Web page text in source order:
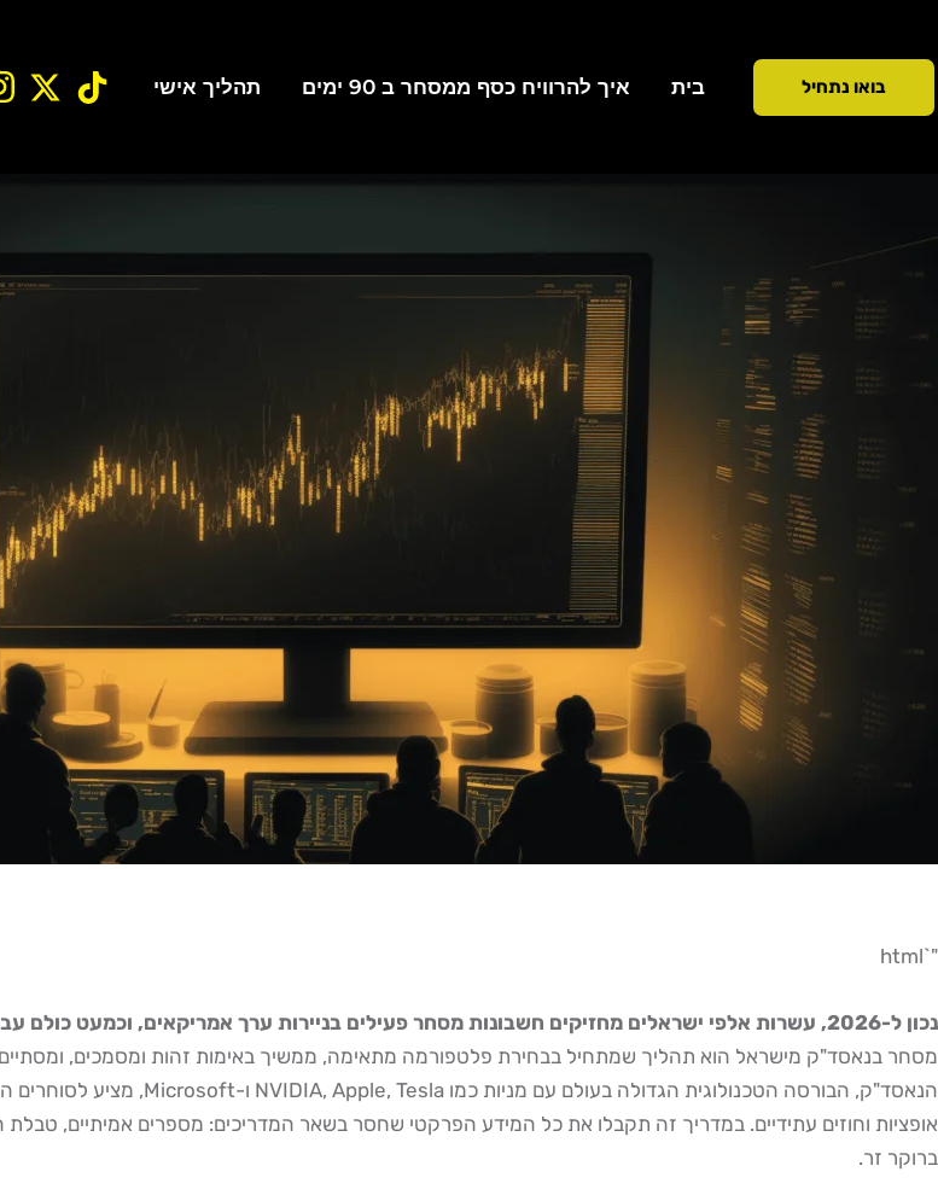
בואו נתחיל בית איך להרוויח כסף ממסחר ב 90 ימים
תהליך אישי
כתיבת תגובה /הכשרה ולימוד
"`html
נכון ל-2026, עשרות אלפי ישראלים מחזיקים חשבונות מסחר פעילים בניירות ערך אמריקאים, וכמעט כולם עברו בדיוק אותה תהייה ראשונית: "מאיפה בכלל מתחילים?"
אופציות וחוזים עתידיים. במדריך זה תקבלו את כל המידע הפרקטי שחסר בשאר המדריכים: מספרים אמיתיים,
ברוקר זר.